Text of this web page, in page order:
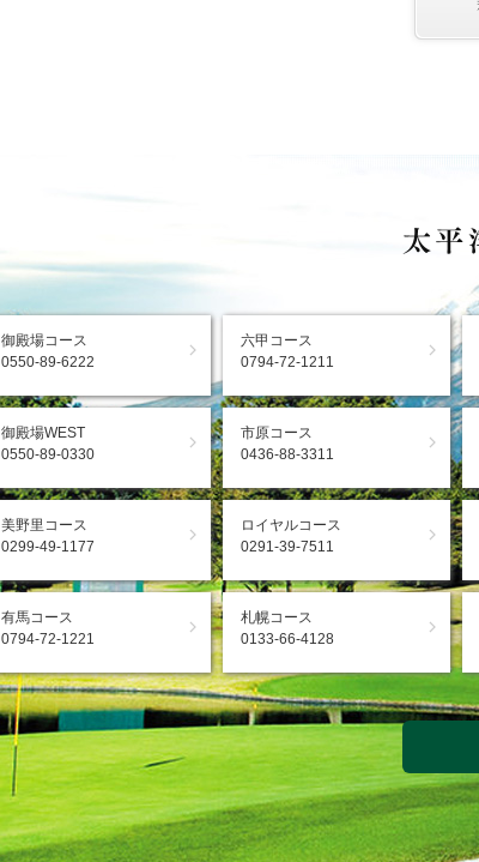
御殿場コース
0550-89-6222
六甲コース
0794-72-1211
御殿場WEST
0550-89-0330
市原コース
0436-88-3311
美野里コース
0299-49-1177
ロイヤルコース
0291-39-7511
有馬コース
0794-72-1221
札幌コース
0133-66-4128